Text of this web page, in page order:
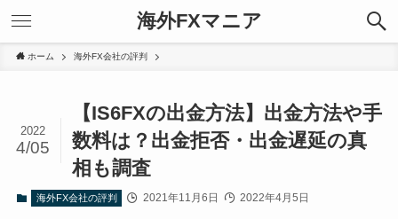
海外FXマニア
ホーム 海外FX会社の評判
【IS6FXの出金方法】出金方法や手
数料は？出金拒否・出金遅延の真
相も調査
2022
4/05
海外FX会社の評判 2021年11月6日 2022年4月5日